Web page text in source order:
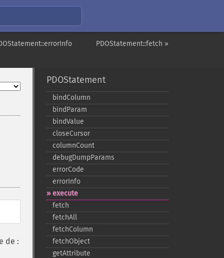
PDOStatement::fetch »
de :
PDOStatement
bindColumn
bindParam
bindValue
closeCursor
columnCount
debugDumpParams
errorCode
errorInfo
execute
fetch
fetchAll
fetchColumn
fetchObject
getAttribute